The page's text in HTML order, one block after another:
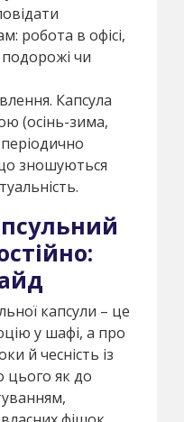
робота в офісі,
чи
Капсула
(осінь-зима,
періодично
зношуються
капсули – це
у шафі, а про
й чесність із
цього як до